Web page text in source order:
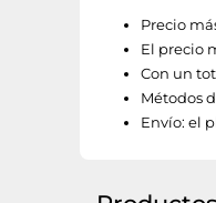
Precio
El precio
Con un
Métodos
Envío: el